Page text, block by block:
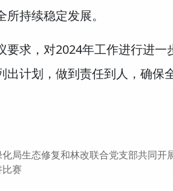
持续稳定发展。
要求，对2024年工作进行进
出计划，做到责任到人，确保
局生态修复和林改联合党支部共同开
赛